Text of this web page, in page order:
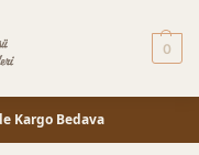
0
Kargo Bedava